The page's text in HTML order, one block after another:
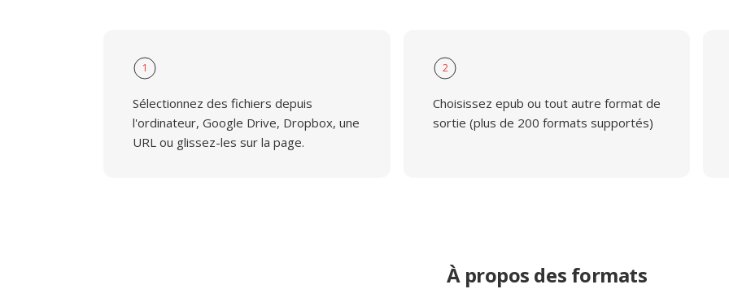
1
Sélectionnez des fichiers depuis
l'ordinateur, Google Drive, Dropbox, une
URL ou glissez-les sur la page.
2
Choisissez epub ou tout autre format de
sortie (plus de 200 formats supportés)
À propos des formats